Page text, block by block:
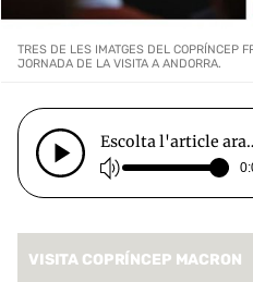
VISITA COPRÍNCEP MACRON
TRES DE LES IMATGES DEL COPRÍNCEP
JORNADA DE LA VISITA A ANDORRA.
Escolta l'article